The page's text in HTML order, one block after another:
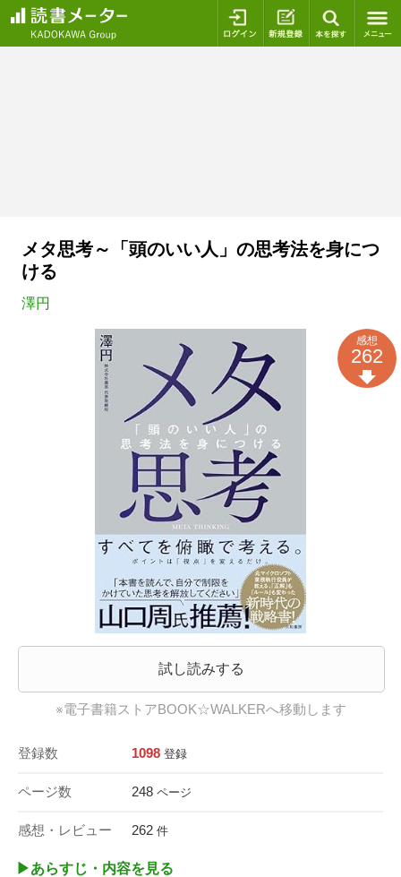
ログイン 新規登録
メタ思考～「頭のいい人」の思考法を身につ
ける
澤円
試し読みする
※電子書籍ストアBOOK☆WALKERへ移動します
登録数 1098 登録
ページ数 248 ページ
感想・レビュー 262 件
感想
262
▶︎あらすじ・内容を見る